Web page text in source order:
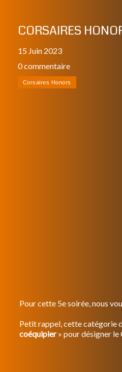
CORSAIRES
15 Juin 2023
0 commentaire
Pour cette 5e soirée, nous
Petit rappel, cette catégorie
coéquipier» pour désigner le